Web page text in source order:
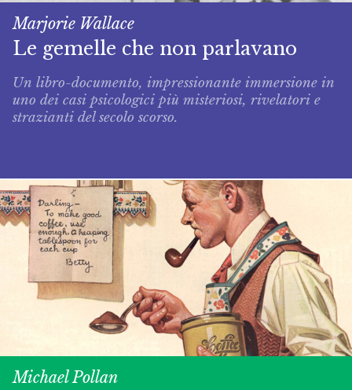
Marjorie Wallace
Le gemelle che non parlavano
Un libro-­documento, impressionan­te immersione in
uno dei casi psicologici più mi­steriosi, rivelatori e
strazianti del secolo scorso.
Michael Pollan